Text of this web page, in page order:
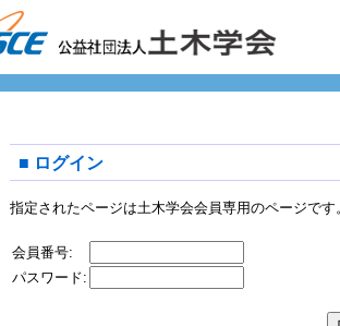
■ ログイン
指定されたページは土木学会会員専用のページです
会員番号:
パスワード: